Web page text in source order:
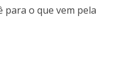
para o que vem pela